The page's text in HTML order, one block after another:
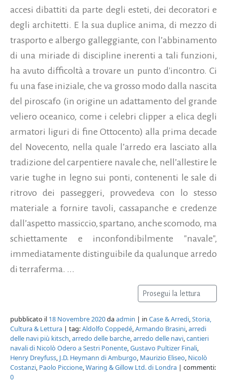
accesi dibattiti da parte degli esteti, dei decoratori e
degli architetti. E la sua duplice anima, di mezzo di
trasporto e albergo galleggiante, con l’abbinamento
di una miriade di discipline inerenti a tali funzioni,
ha avuto difficoltà a trovare un punto d'incontro. Ci
fu una fase iniziale, che va grosso modo dalla nascita
del piroscafo (in origine un adattamento del grande
veliero oceanico, come i celebri clipper a elica degli
armatori liguri di fine Ottocento) alla prima decade
del Novecento, nella quale l’arredo era lasciato alla
tradizione del carpentiere navale che, nell’allestire le
varie tughe in legno sui ponti, contenenti le sale di
ritrovo dei passeggeri, provvedeva con lo stesso
materiale a fornire tavoli, cassapanche e credenze
dall’aspetto massiccio, spartano, anche scomodo, ma
schiettamente e inconfondibilmente "navale",
immediatamente distinguibile da qualunque arredo
di terraferma. ...
Prosegui la lettura
pubblicato il 18 Novembre 2020daadmin | in Case & Arredi,Storia,
Cultura & Lettura | tag:Aldolfo Coppedé,Armando Brasini,arredi
delle navi più kitsch,arredo delle barche,arredo delle navi,cantieri
navali di Nicolò Odero a Sestri Ponente,Gustavo Pultizer Finali,
Henry Dreyfuss, J.D. Heymann di Amburgo, Maurizio Eliseo, Nicolò
Costanzi, Paolo Piccione,Waring & Gillow Ltd. di Londra | commenti:
0